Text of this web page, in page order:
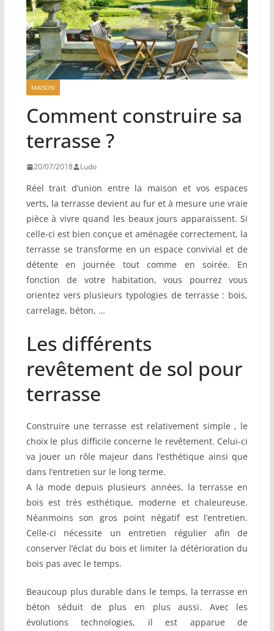
MAISON
Comment construire sa
terrasse ?
20/07/2018 Ludo
Réel trait d’union entre la maison et vos espaces
verts, la terrasse devient au fur et à mesure une vraie
pièce à vivre quand les beaux jours apparaissent. Si
celle-ci est bien conçue et aménagée correctement, la
terrasse se transforme en un espace convivial et de
détente en journée tout comme en soirée. En
fonction de votre habitation, vous pourrez vous
orientez vers plusieurs typologies de terrasse : bois,
carrelage, béton, …
Les différents
revêtement de sol pour
terrasse
Construire une terrasse est relativement simple , le
choix le plus difficile concerne le revêtement. Celui-ci
va jouer un rôle majeur dans l’esthétique ainsi que
dans l’entretien sur le long terme.
A la mode depuis plusieurs années, la terrasse en
bois est très esthétique, moderne et chaleureuse.
Néanmoins son gros point négatif est l’entretien.
Celle-ci nécessite un entretien régulier afin de
conserver l’éclat du bois et limiter la détérioration du
bois pas avec le temps.
Beaucoup plus durable dans le temps, la terrasse en
béton séduit de plus en plus aussi. Avec les
évolutions technologies, il est apparue de